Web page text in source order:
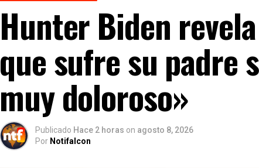
Hunter Biden
que sufre su padre
muy doloroso»
Publicado Hace 2 horas on agosto 8, 2026
Por Notifalcon